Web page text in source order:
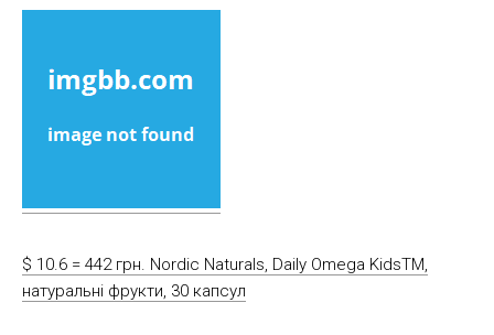
$ 10.6 = 442 грн. Nordic Naturals, Daily Omega KidsTM,
натуральні фрукти, 30 капсул